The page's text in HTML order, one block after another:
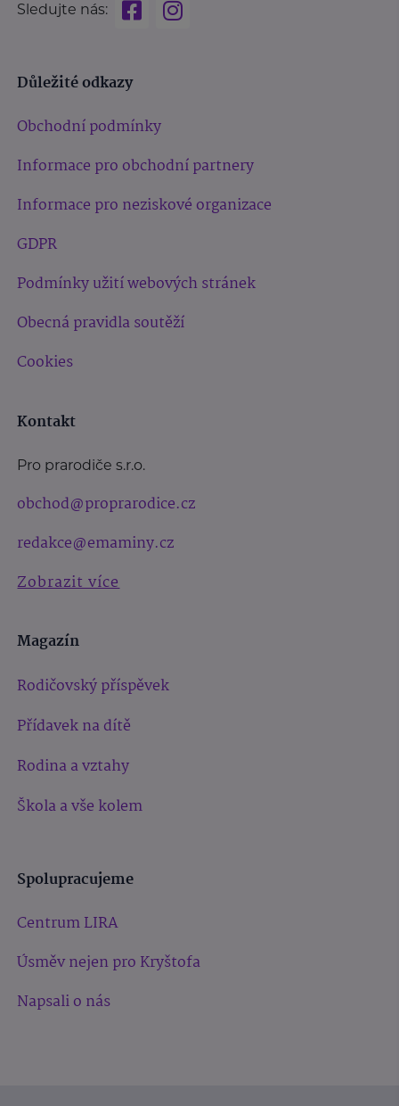
Sledujte nás:
Důležité odkazy
Obchodní podmínky
Informace pro obchodní partnery
Informace pro neziskové organizace
GDPR
Podmínky užití webových stránek
Obecná pravidla soutěží
Cookies
Kontakt
Pro prarodiče s.r.o.
obchod@proprarodice.cz
redakce@emaminy.cz
Zobrazit více
Magazín
Rodičovský příspěvek
Přídavek na dítě
Rodina a vztahy
Škola a vše kolem
Spolupracujeme
Centrum LIRA
Úsměv nejen pro Kryštofa
Napsali o nás